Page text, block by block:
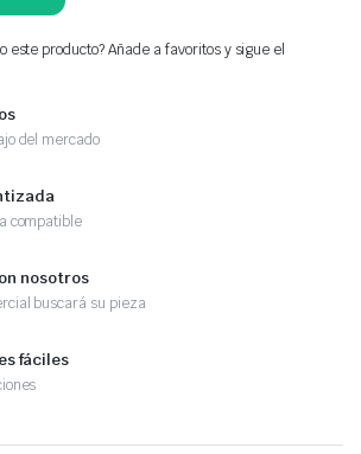
este producto? Añade a favoritos y sigue el
del mercado
compatible
nosotros
buscará su pieza
fáciles